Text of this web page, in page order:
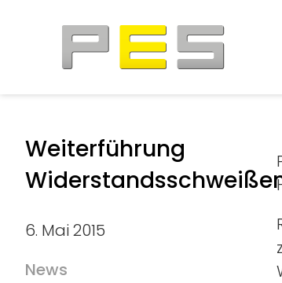
Weiter­führung
6. Mai 2015
News